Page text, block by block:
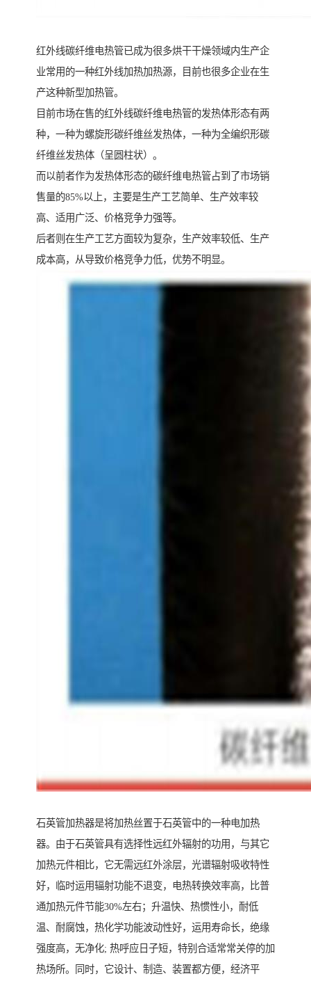
红外线碳纤维电热管已成为很多烘干干燥领域内生产企
业常用的一种红外线加热加热源，目前也很多企业在生
产这种新型加热管。
目前市场在售的红外线碳纤维电热管的发热体形态有两
种，一种为螺旋形碳纤维丝发热体，一种为全编织形碳
纤维丝发热体（呈圆柱状）。
而以前者作为发热体形态的碳纤维电热管占到了市场销
售量的85%以上，主要是生产工艺简单、生产效率较
高、适用广泛、价格竞争力强等。
后者则在生产工艺方面较为复杂，生产效率较低、生产
成本高，从导致价格竞争力低，优势不明显。
石英管加热器是将加热丝置于石英管中的一种电加热
器。由于石英管具有选择性远红外辐射的功用，与其它
加热元件相比，它无需远红外涂层，光谱辐射吸收特性
好，临时运用辐射功能不退变，电热转换效率高，比普
通加热元件节能30%左右；升温快、热惯性小，耐低
温、耐腐蚀，热化学功能波动性好，运用寿命长，绝缘
强度高，无净化; 热呼应日子短，特别合适常常关停的加
热场所。同时，它设计、制造、装置都方便，经济平